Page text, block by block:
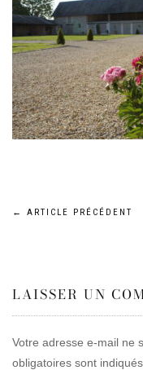
← ARTICLE PRÉCÉDENT
LAISSER UN
Votre adresse e-mail ne
obligatoires sont